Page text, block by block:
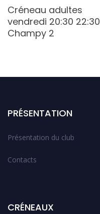
Créneau adultes
vendredi 20:30 22:30
Champy 2
PRÉSENTATION
Présentation du club
Contacts
CRÉNEAUX